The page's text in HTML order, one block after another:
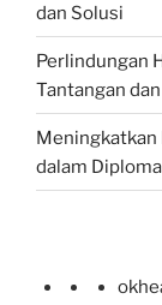
dan Solusi
Perlindungan
Tantangan
Meningkatkan
dalam